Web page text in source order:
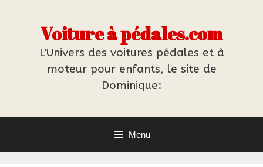
Voiture à pédales.com
L'Univers des voitures pédales et à
moteur pour enfants, le site de
Dominique:
Menu